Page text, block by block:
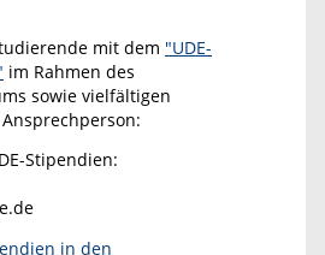
mit dem "UDE-
im Rahmen des
sowie vielfältigen
Stipendien:
in den